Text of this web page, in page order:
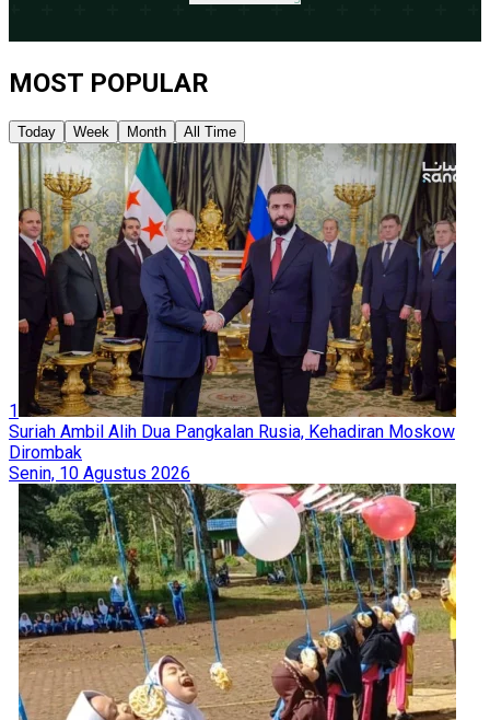
MOST POPULAR
Today Week Month All Time
1
Suriah Ambil Alih Dua Pangkalan Rusia, Kehadiran Moskow
Dirombak
Senin, 10 Agustus 2026